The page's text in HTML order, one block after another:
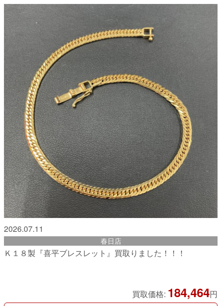
2026.07.11
春日店
Ｋ１８製『喜平ブレスレット』買取りました！！！
買取価格: 184,464円